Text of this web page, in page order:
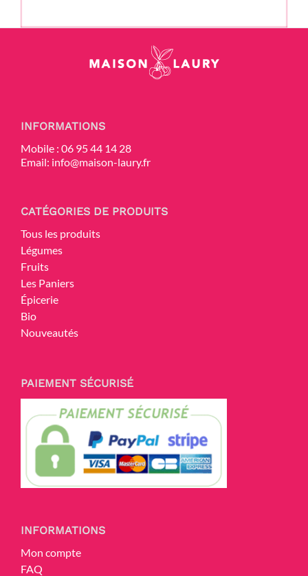
INFORMATIONS
Mobile : 06 95 44 14 28
Email: info@maison-laury.fr
CATÉGORIES DE PRODUITS
Tous les produits
Légumes
Fruits
Les Paniers
Épicerie
Bio
Nouveautés
PAIEMENT SÉCURISÉ
INFORMATIONS
Mon compte
FAQ